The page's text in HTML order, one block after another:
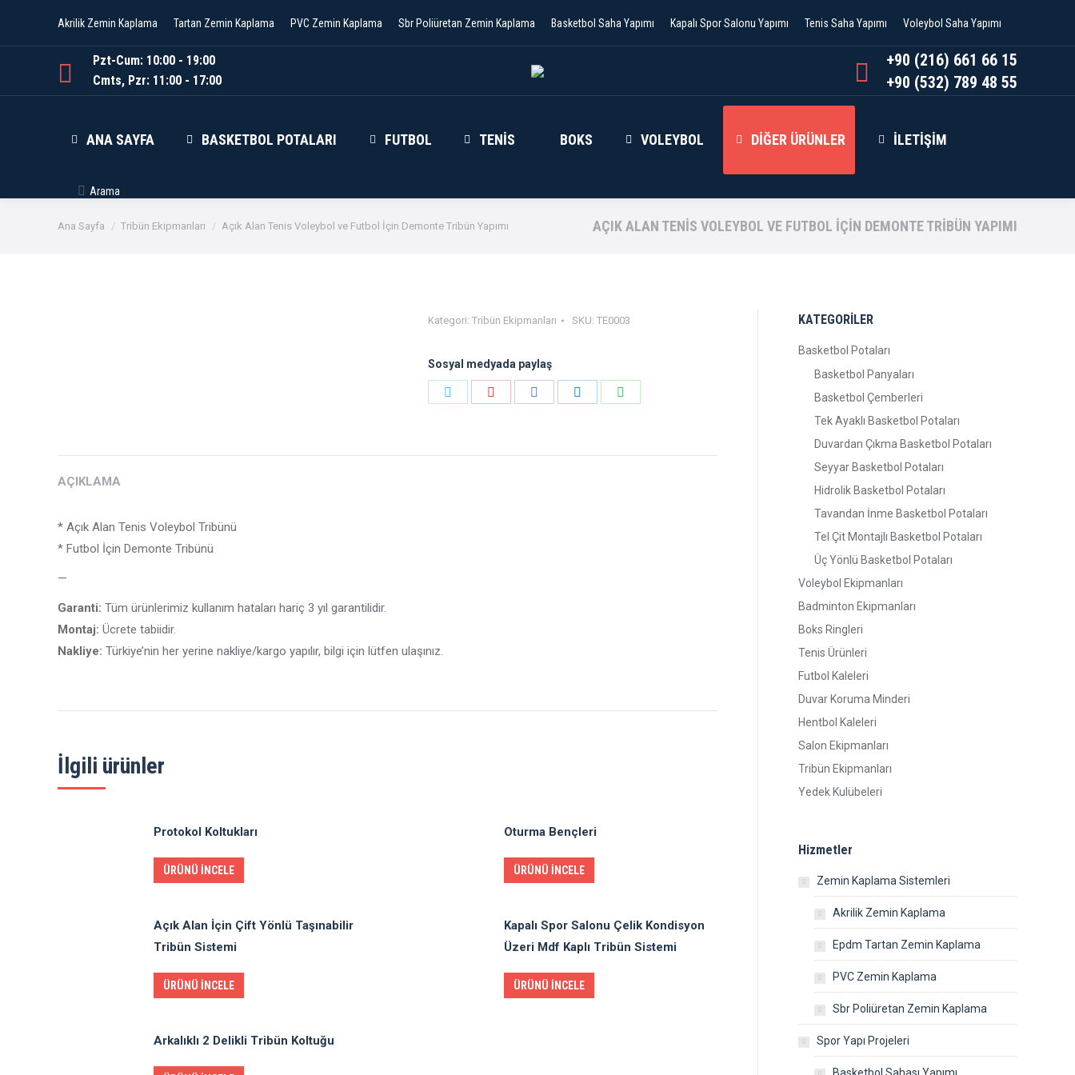
Akrilik Zemin Kaplama Tartan Zemin Kaplama PVC Zemin Kaplama Sbr Poliüretan Zemin Kaplama Basketbol Saha Yapımı Kapalı Spor Salonu Yapımı Tenis Saha Yapımı Voleybol Saha Yapımı
Pzt-Cum: 10:00 - 19:00
Cmts, Pzr: 11:00 - 17:00
+90 (216) 661 66 15
+90 (532) 789 48 55
ANA SAYFA BASKETBOL POTALARI FUTBOL TENIS BOKS VOLEYBOL DIĞER ÜRÜNLER İLETIŞIM
Aratmak:
Arama
Buradasınız:
Ana Sayfa Tribün Ekipmanları Açık Alan Tenis Voleybol ve Futbol İçin Demonte Tribün Yapımı AÇIK ALAN TENIS VOLEYBOL VE FUTBOL İÇIN DEMONTE TRIBÜN YAPIMI
Kategori: Tribün Ekipmanları SKU: TE0003
Sosyal medyada paylaş
AÇIKLAMA
* Açık Alan Tenis Voleybol Tribünü
* Futbol İçin Demonte Tribünü
—
Garanti: Tüm ürünlerimiz kullanım hataları hariç 3 yıl garantilidir.
Montaj: Ücrete tabiidir.
Nakliye: Türkiye’nin her yerine nakliye/kargo yapılır, bilgi için lütfen ulaşınız.
İlgili ürünler
Protokol Koltukları
ÜRÜNÜ İNCELE
Oturma Bençleri
ÜRÜNÜ İNCELE
Açık Alan İçin Çift Yönlü Taşınabilir
Tribün Sistemi
ÜRÜNÜ İNCELE
Kapalı Spor Salonu Çelik Kondisyon
Üzeri Mdf Kaplı Tribün Sistemi
ÜRÜNÜ İNCELE
Arkalıklı 2 Delikli Tribün Koltuğu
KATEGORİLER
Basketbol Potaları
Basketbol Panyaları
Basketbol Çemberleri
Tek Ayaklı Basketbol Potaları
Duvardan Çıkma Basketbol Potaları
Seyyar Basketbol Potaları
Hidrolik Basketbol Potaları
Tavandan İnme Basketbol Potaları
Tel Çit Montajlı Basketbol Potaları
Üç Yönlü Basketbol Potaları
Voleybol Ekipmanları
Badminton Ekipmanları
Boks Ringleri
Tenis Ürünleri
Futbol Kaleleri
Duvar Koruma Minderi
Hentbol Kaleleri
Salon Ekipmanları
Tribün Ekipmanları
Yedek Kulübeleri
Hizmetler
Zemin Kaplama Sistemleri
Akrilik Zemin Kaplama
Epdm Tartan Zemin Kaplama
PVC Zemin Kaplama
Sbr Poliüretan Zemin Kaplama
Spor Yapı Projeleri